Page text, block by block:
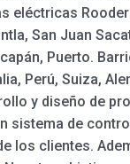
San Juan
Puerto.
Perú, Suiza,
y diseño de
sistema de
los clientes.